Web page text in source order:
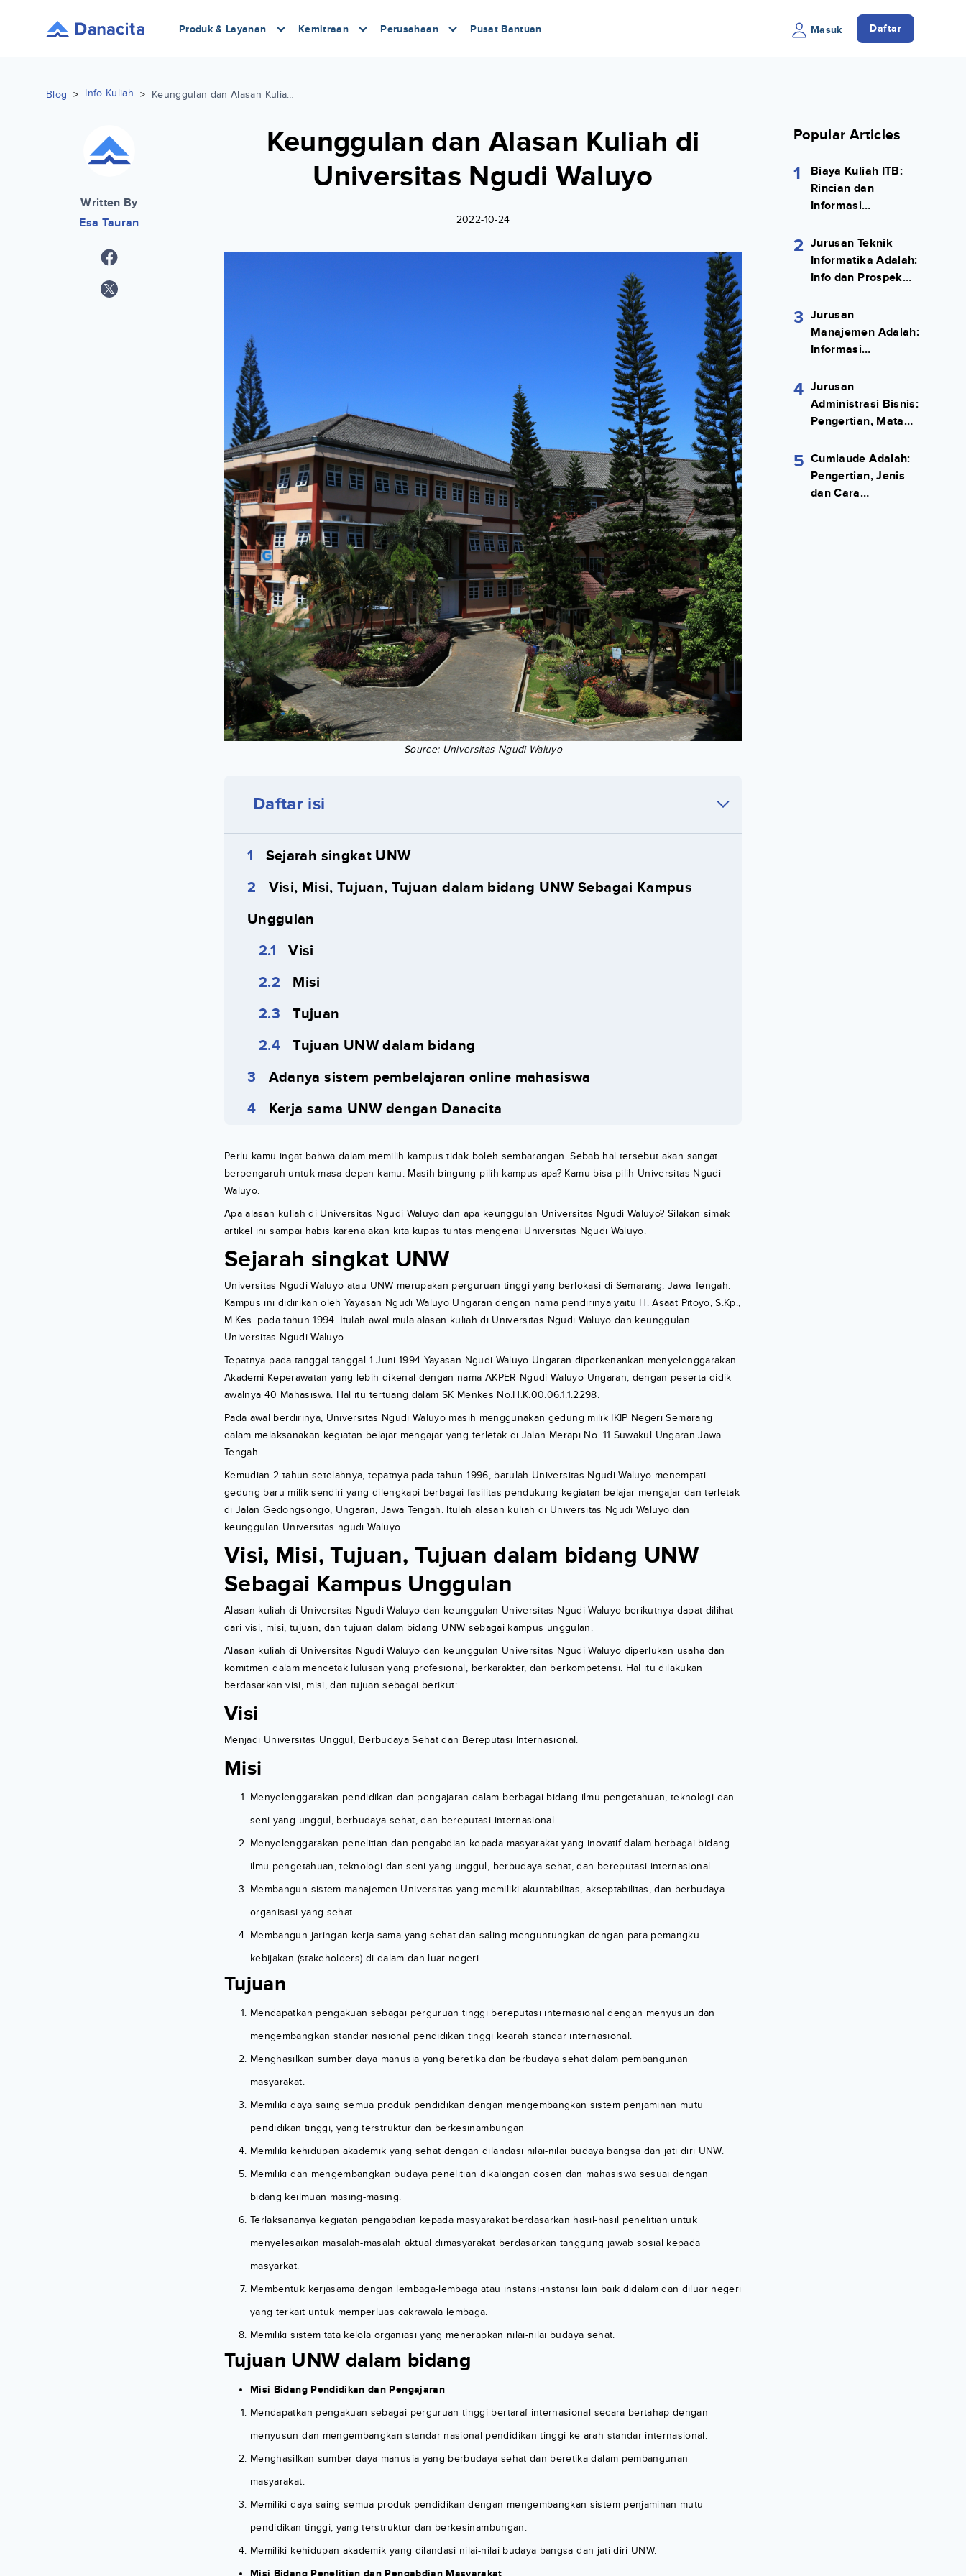
Produk & Layanan Kemitraan Perusahaan Pusat Bantuan Masuk Daftar
Blog > Info Kuliah > Keunggulan dan Alasan Kuliah di Universitas Ngudi Waluyo
Written By
Esa Tauran
Keunggulan dan Alasan Kuliah di
Universitas Ngudi Waluyo
2022-10-24
Source: Universitas Ngudi Waluyo
Daftar isi
Sejarah singkat UNW
Visi, Misi, Tujuan, Tujuan dalam bidang UNW Sebagai Kampus
Unggulan
Visi
Misi
Tujuan
Tujuan UNW dalam bidang
Adanya sistem pembelajaran online mahasiswa
Kerja sama UNW dengan Danacita
Perlu kamu ingat bahwa dalam memilih kampus tidak boleh sembarangan. Sebab hal tersebut akan sangat
berpengaruh untuk masa depan kamu. Masih bingung pilih kampus apa? Kamu bisa pilih Universitas Ngudi
Waluyo.
Apa alasan kuliah di Universitas Ngudi Waluyo dan apa keunggulan Universitas Ngudi Waluyo? Silakan simak
artikel ini sampai habis karena akan kita kupas tuntas mengenai Universitas Ngudi Waluyo.
Sejarah singkat UNW
Universitas Ngudi Waluyo atau UNW merupakan perguruan tinggi yang berlokasi di Semarang, Jawa Tengah.
Kampus ini didirikan oleh Yayasan Ngudi Waluyo Ungaran dengan nama pendirinya yaitu H. Asaat Pitoyo, S.Kp.,
M.Kes. pada tahun 1994. Itulah awal mula alasan kuliah di Universitas Ngudi Waluyo dan keunggulan
Universitas Ngudi Waluyo.
Tepatnya pada tanggal tanggal 1 Juni 1994 Yayasan Ngudi Waluyo Ungaran diperkenankan menyelenggarakan
Akademi Keperawatan yang lebih dikenal dengan nama AKPER Ngudi Waluyo Ungaran, dengan peserta didik
awalnya 40 Mahasiswa. Hal itu tertuang dalam SK Menkes No.H.K.00.06.1.1.2298.
Pada awal berdirinya, Universitas Ngudi Waluyo masih menggunakan gedung milik IKIP Negeri Semarang
dalam melaksanakan kegiatan belajar mengajar yang terletak di Jalan Merapi No. 11 Suwakul Ungaran Jawa
Tengah.
Kemudian 2 tahun setelahnya, tepatnya pada tahun 1996, barulah Universitas Ngudi Waluyo menempati
gedung baru milik sendiri yang dilengkapi berbagai fasilitas pendukung kegiatan belajar mengajar dan terletak
di Jalan Gedongsongo, Ungaran, Jawa Tengah. Itulah alasan kuliah di Universitas Ngudi Waluyo dan
keunggulan Universitas ngudi Waluyo.
Visi, Misi, Tujuan, Tujuan dalam bidang UNW
Sebagai Kampus Unggulan
Alasan kuliah di Universitas Ngudi Waluyo dan keunggulan Universitas Ngudi Waluyo berikutnya dapat dilihat
dari visi, misi, tujuan, dan tujuan dalam bidang UNW sebagai kampus unggulan.
Alasan kuliah di Universitas Ngudi Waluyo dan keunggulan Universitas Ngudi Waluyo diperlukan usaha dan
komitmen dalam mencetak lulusan yang profesional, berkarakter, dan berkompetensi. Hal itu dilakukan
berdasarkan visi, misi, dan tujuan sebagai berikut:
Visi
Menjadi Universitas Unggul, Berbudaya Sehat dan Bereputasi Internasional.
Misi
Menyelenggarakan pendidikan dan pengajaran dalam berbagai bidang ilmu pengetahuan, teknologi dan
seni yang unggul, berbudaya sehat, dan bereputasi internasional.
Menyelenggarakan penelitian dan pengabdian kepada masyarakat yang inovatif dalam berbagai bidang
ilmu pengetahuan, teknologi dan seni yang unggul, berbudaya sehat, dan bereputasi internasional.
Membangun sistem manajemen Universitas yang memiliki akuntabilitas, akseptabilitas, dan berbudaya
organisasi yang sehat.
Membangun jaringan kerja sama yang sehat dan saling menguntungkan dengan para pemangku
kebijakan (stakeholders) di dalam dan luar negeri.
Tujuan
Mendapatkan pengakuan sebagai perguruan tinggi bereputasi internasional dengan menyusun dan
mengembangkan standar nasional pendidikan tinggi kearah standar internasional.
Menghasilkan sumber daya manusia yang beretika dan berbudaya sehat dalam pembangunan
masyarakat.
Memiliki daya saing semua produk pendidikan dengan mengembangkan sistem penjaminan mutu
pendidikan tinggi, yang terstruktur dan berkesinambungan
Memiliki kehidupan akademik yang sehat dengan dilandasi nilai-nilai budaya bangsa dan jati diri UNW.
Memiliki dan mengembangkan budaya penelitian dikalangan dosen dan mahasiswa sesuai dengan
bidang keilmuan masing-masing.
Terlaksananya kegiatan pengabdian kepada masyarakat berdasarkan hasil-hasil penelitian untuk
menyelesaikan masalah-masalah aktual dimasyarakat berdasarkan tanggung jawab sosial kepada
masyarkat.
Membentuk kerjasama dengan lembaga-lembaga atau instansi-instansi lain baik didalam dan diluar negeri
yang terkait untuk memperluas cakrawala lembaga.
Memiliki sistem tata kelola organiasi yang menerapkan nilai-nilai budaya sehat.
Tujuan UNW dalam bidang
Misi Bidang Pendidikan dan Pengajaran
Mendapatkan pengakuan sebagai perguruan tinggi bertaraf internasional secara bertahap dengan
menyusun dan mengembangkan standar nasional pendidikan tinggi ke arah standar internasional.
Menghasilkan sumber daya manusia yang berbudaya sehat dan beretika dalam pembangunan
masyarakat.
Memiliki daya saing semua produk pendidikan dengan mengembangkan sistem penjaminan mutu
pendidikan tinggi, yang terstruktur dan berkesinambungan.
Memiliki kehidupan akademik yang dilandasi nilai-nilai budaya bangsa dan jati diri UNW.
Popular Articles
1
Biaya Kuliah ITB:
Rincian dan
Informasi
2 Jurusan Teknik
Informatika Adalah:
Info dan Prospek
3 Jurusan
Manajemen Adalah:
Informasi
4 Jurusan
Administrasi Bisnis:
Pengertian, Mata
Kerja Lengkap
5 Cumlaude Adalah:
Pengertian, Jenis
dan Cara